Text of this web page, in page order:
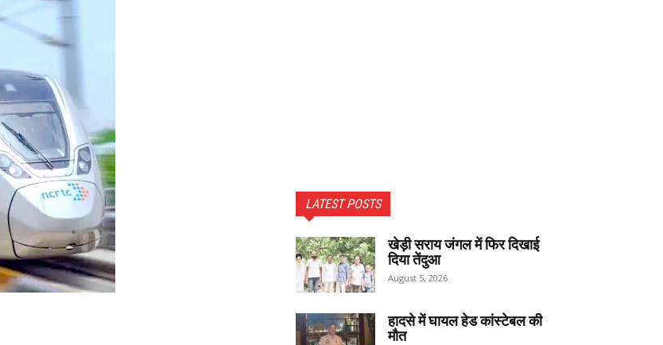
LATEST POSTS
खेड़ी सराय जंगल में फिर दिखाई
दिया तेंदुआ
August 5, 2026
हादसे में घायल हेड कांस्टेबल की
मौत